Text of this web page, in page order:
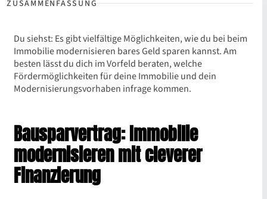
Du siehst: Es gibt vielfältige Möglichkeiten, wie du bei beim
Immobilie modernisieren bares Geld sparen kannst. Am
besten lässt du dich im Vorfeld beraten, welche
Fördermöglichkeiten für deine Immobilie und dein
Modernisierungsvorhaben infrage kommen.
Bausparvertrag: Immobilie
modernisieren mit cleverer
Finanzierung